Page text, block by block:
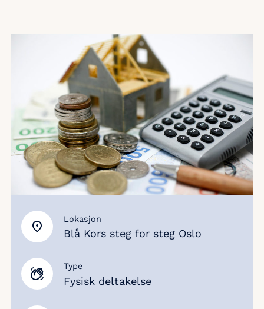
Lokasjon
Blå Kors steg for steg Oslo
Type
Fysisk deltakelse